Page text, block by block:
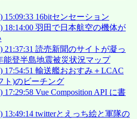
15:09:33 16bitセンセーション
18:14:00 羽田で日本航空の機体が
21:37:31 読売新聞のサイトが凝っ
能登半島地震被災状況マップ
17:54:51 輸送艦おおすみ＋LCAC
ト)のビーチング
17:29:58 Vue Composition API に書
13:49:14 twitterとえっち絵と軍隊の